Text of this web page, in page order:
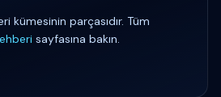
kümesinin parçasıdır. Tüm
sayfasına bakın.